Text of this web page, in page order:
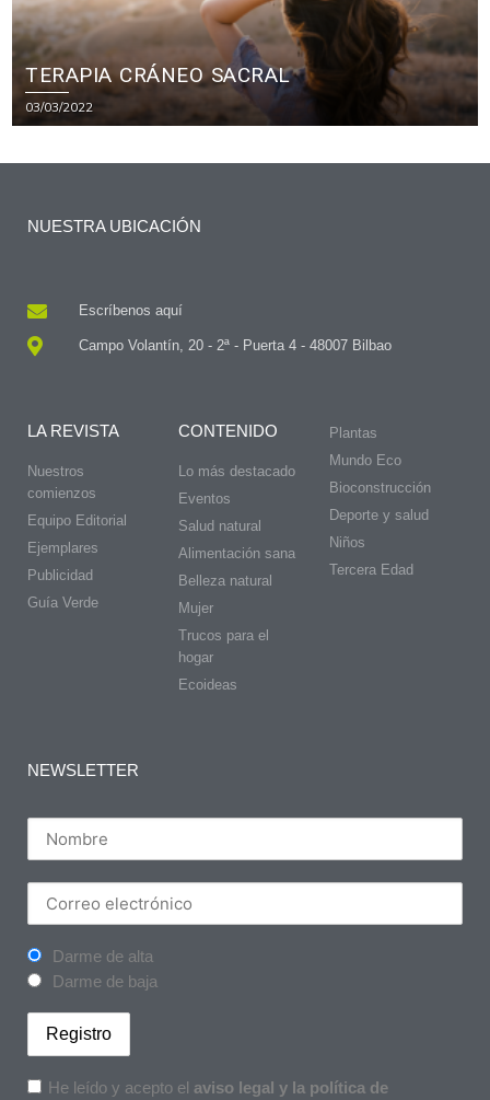
TERAPIA CRÁNEO SACRAL
03/03/2022
NUESTRA UBICACIÓN
Escríbenos aquí
Campo Volantín, 20 - 2ª - Puerta 4 - 48007 Bilbao
LA REVISTA
Nuestros
comienzos
Equipo Editorial
Ejemplares
Publicidad
Guía Verde
CONTENIDO
Lo más destacado
Eventos
Salud natural
Alimentación sana
Belleza natural
Mujer
Trucos para el
hogar
Ecoideas
Plantas
Mundo Eco
Bioconstrucción
Deporte y salud
Niños
Tercera Edad
NEWSLETTER
Darme de alta
Darme de baja
He leído y acepto el aviso legal y la política de